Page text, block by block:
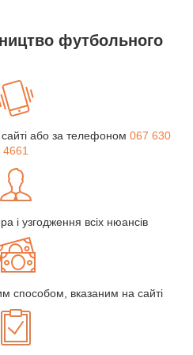
футбольного
або за телефоном 067 630
4661
і узгодження всіх нюансів
способом, вказаним на сайті